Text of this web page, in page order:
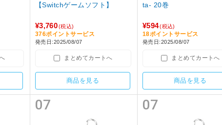
【Switchゲームソフト】
¥3,760(税込)
376ポイントサービス
発売日:2025/08/07
まとめてカートへ
商品を見る
ta- 20巻
¥594(税込)
18ポイントサービス
発売日:2025/08/07
まとめてカートへ
商品を見る
07 07